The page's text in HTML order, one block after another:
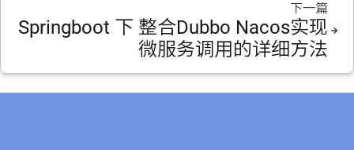
下一篇
Springboot 下 整合Dubbo Nacos实现
微服务调用的详细方法